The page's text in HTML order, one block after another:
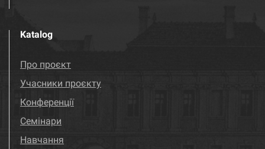
Katalog
Про проєкт
Учасники проєкту
Конференції
Семінари
Навчання